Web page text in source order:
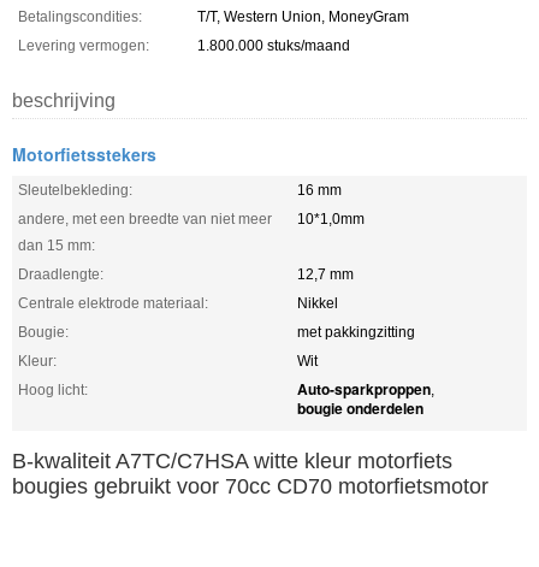
Betalingscondities:
T/T, Western Union, MoneyGram
Levering vermogen:
1.800.000 stuks/maand
beschrijving
Motorfietsstekers
Sleutelbekleding:
16 mm
andere, met een breedte van niet meer
dan 15 mm:
10*1,0mm
Draadlengte:
12,7 mm
Centrale elektrode materiaal:
Nikkel
Bougie:
met pakkingzitting
Kleur:
Wit
Hoog licht:
Auto-sparkproppen,
bougie onderdelen
B-kwaliteit A7TC/C7HSA witte kleur motorfiets
bougies gebruikt voor 70cc CD70 motorfietsmotor